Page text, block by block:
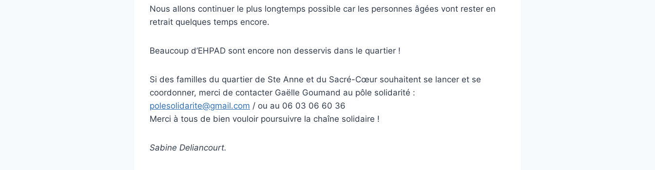
Nous allons continuer le plus longtemps possible car les personnes âgées vont rester en
retrait quelques temps encore.
Beaucoup d’EHPAD sont encore non desservis dans le quartier !
Si des familles du quartier de Ste Anne et du Sacré-Cœur souhaitent se lancer et se
coordonner, merci de contacter Gaëlle Goumand au pôle solidarité :
polesolidarite@gmail.com / ou au 06 03 06 60 36
Merci à tous de bien vouloir poursuivre la chaîne solidaire !
Sabine Deliancourt.